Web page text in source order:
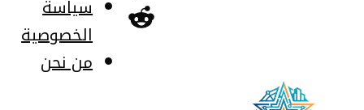
ريديت سياسة
الخصوصية
من نحن